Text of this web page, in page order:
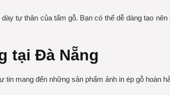
tự thân của tấm gỗ. Bạn có thể dễ dàng tạo
tại Đà Nẵng
tin mang đến những sản phẩm ảnh in ép gỗ hoàn